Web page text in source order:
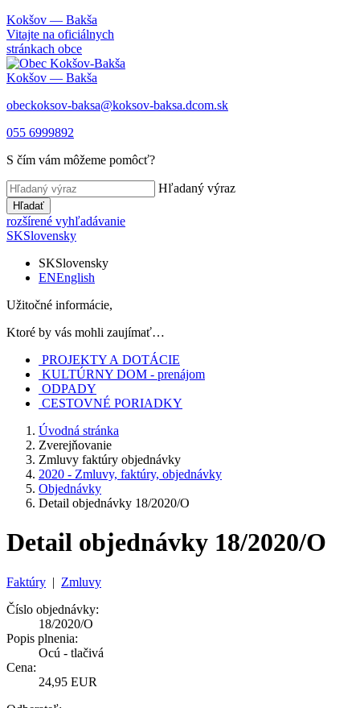
Kokšov — Bakša
Vitajte na oficiálnych
stránkach obce
Kokšov — Bakša
obeckoksov-baksa@koksov-baksa.dcom.sk
055 6999892
S čím vám môžeme pomôcť?
Hľadaný výraz
Hľadať
rozšírené vyhľadávanie
SKSlovensky
SKSlovensky
ENEnglish
Užitočné informácie,
Ktoré by vás mohli zaujímať…
PROJEKTY A DOTÁCIE
KULTÚRNY DOM - prenájom
ODPADY
CESTOVNÉ PORIADKY
Úvodná stránka
Zverejňovanie
Zmluvy faktúry objednávky
2020 - Zmluvy, faktúry, objednávky
Objednávky
Detail objednávky 18/2020/O
Detail objednávky 18/2020/O
Faktúry | Zmluvy
Číslo objednávky:
18/2020/O
Popis plnenia:
Ocú - tlačivá
Cena:
24,95 EUR